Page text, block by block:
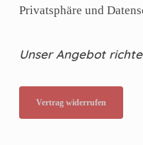
Privatsphäre und
Unser Angebot
Vertrag widerrufen